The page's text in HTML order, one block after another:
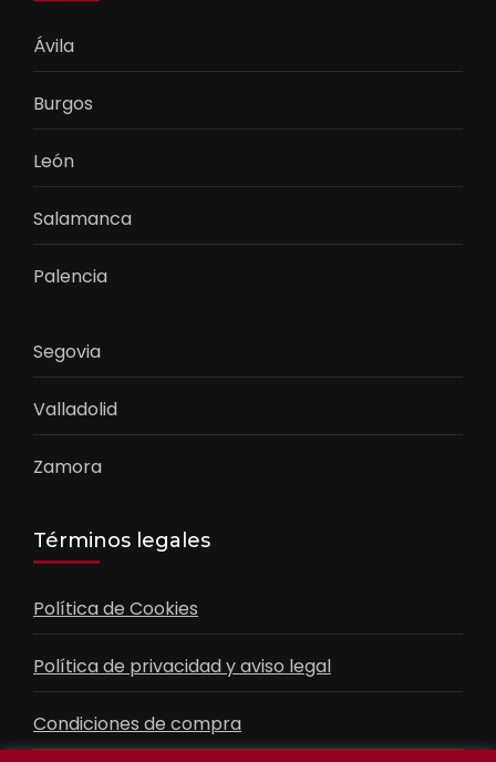
Ávila
Burgos
León
Salamanca
Palencia
Segovia
Valladolid
Zamora
Términos legales
Política de Cookies
Política de privacidad y aviso legal
Condiciones de compra